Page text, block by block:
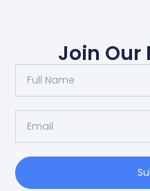
Join Our